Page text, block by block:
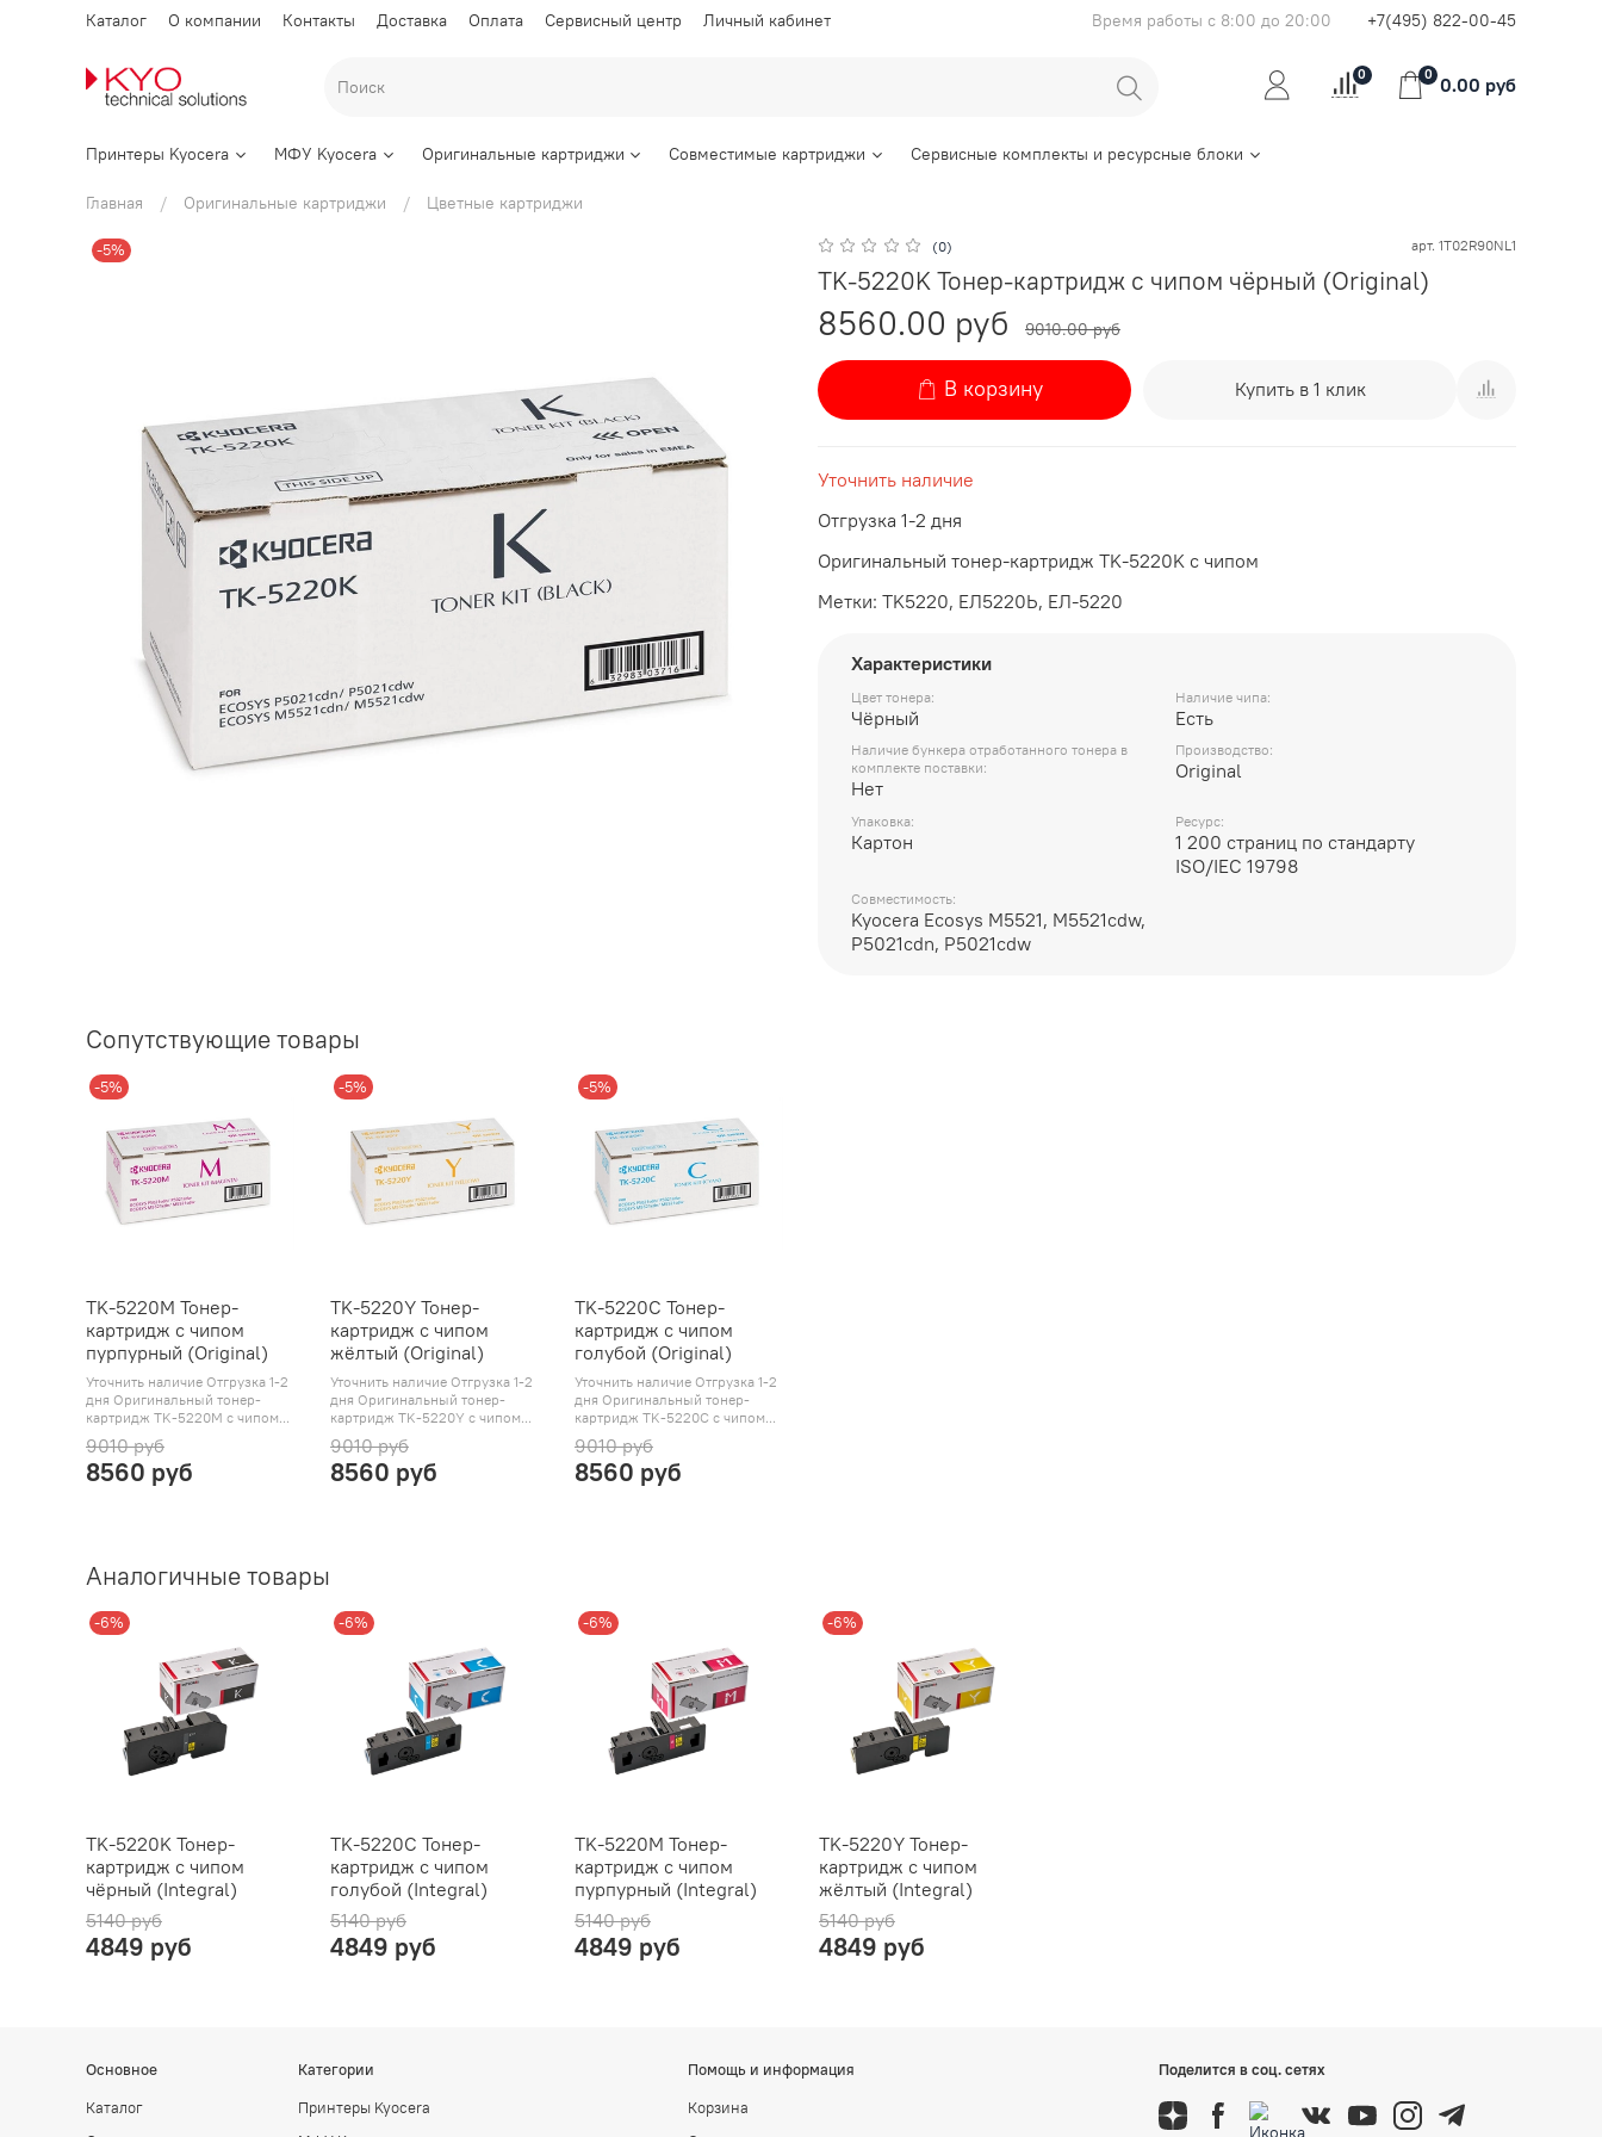
Каталог О компании Контакты Доставка Оплата Сервисный центр Личный кабинет Время работы с 8:00 до 20:00 +7(495) 822-00-45
0 0 0.00 руб
Принтеры Kyocera МФУ Kyocera Оригинальные картриджи Совместимые картриджи Сервисные комплекты и ресурсные блоки
Главная Оригинальные картриджи Цветные картриджи
-5% (0) арт. 1T02R90NL1
TK-5220K Тонер-картридж с чипом чёрный (Original)
8560.00 руб 9010.00 руб
В корзину Купить в 1 клик
Уточнить наличие
Отгрузка 1-2 дня
Оригинальный тонер-картридж TK-5220K с чипом
Метки: TK5220, ЕЛ5220Ь, ЕЛ-5220
Характеристики
Цвет тонера:
Чёрный
Наличие чипа:
Есть
Наличие бункера отработанного тонера в
комплекте поставки:
Нет
Производство:
Original
Упаковка:
Картон
Ресурс:
1 200 страниц по стандарту
ISO/IEC 19798
Совместимость:
Kyocera Ecosys M5521, M5521cdw,
P5021cdn, P5021cdw
Сопутствующие товары
-5%
TK-5220M Тонер-
картридж с чипом
пурпурный (Original)
Уточнить наличие Отгрузка 1-2
дня Оригинальный тонер-
картридж TK-5220M с чипом...
9010 руб
8560 руб
-5%
TK-5220Y Тонер-
картридж с чипом
жёлтый (Original)
Уточнить наличие Отгрузка 1-2
дня Оригинальный тонер-
картридж TK-5220Y с чипом...
9010 руб
8560 руб
-5%
TK-5220C Тонер-
картридж с чипом
голубой (Original)
Уточнить наличие Отгрузка 1-2
дня Оригинальный тонер-
картридж TK-5220C с чипом...
9010 руб
8560 руб
Аналогичные товары
-6%
TK-5220K Тонер-
картридж с чипом
чёрный (Integral)
5140 руб
4849 руб
-6%
TK-5220C Тонер-
картридж с чипом
голубой (Integral)
5140 руб
4849 руб
-6%
TK-5220M Тонер-
картридж с чипом
пурпурный (Integral)
5140 руб
4849 руб
-6%
TK-5220Y Тонер-
картридж с чипом
жёлтый (Integral)
5140 руб
4849 руб
Основное
Каталог
Категории
Принтеры Kyocera
Помощь и информация
Корзина
Поделится в соц. сетях